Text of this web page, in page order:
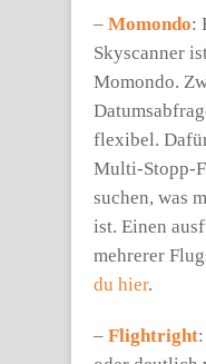
– Momondo:
Skyscanner
Momondo.
flexibel.
Multi-Stopp-
suchen, was
ist. Einen
mehrerer
du hier.
– Flightright